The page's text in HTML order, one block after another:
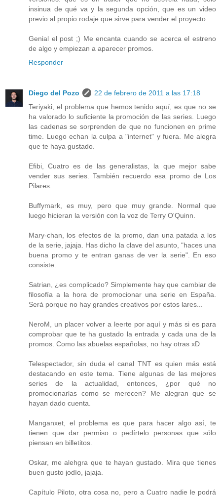
insinua de qué va y la segunda opción, que es un video
previo al propio rodaje que sirve para vender el proyecto.
Genial el post ;) Me encanta cuando se acerca el estreno
de algo y empiezan a aparecer promos.
Responder
Diego del Pozo
22 de febrero de 2011 a las 17:18
Teriyaki, el problema que hemos tenido aquí, es que no se
ha valorado lo suficiente la promoción de las series. Luego
las cadenas se sorprenden de que no funcionen en prime
time. Luego echan la culpa a "internet" y fuera. Me alegra
que te haya gustado.
Efibi, Cuatro es de las generalistas, la que mejor sabe
vender sus series. También recuerdo esa promo de Los
Pilares.
Buffymark, es muy, pero que muy grande. Normal que
luego hicieran la versión con la voz de Terry O'Quinn.
Mary-chan, los efectos de la promo, dan una patada a los
de la serie, jajaja. Has dicho la clave del asunto, "haces una
buena promo y te entran ganas de ver la serie". En eso
consiste.
Satrian, ¿es complicado? Simplemente hay que cambiar de
filosofía a la hora de promocionar una serie en España.
Será porque no hay grandes creativos por estos lares...
NeroM, un placer volver a leerte por aquí y más si es para
comprobar que te ha gustado la entrada y cada una de la
promos. Como las abuelas españolas, no hay otras xD
Telespectador, sin duda el canal TNT es quien más está
destacando en este tema. Tiene algunas de las mejores
series de la actualidad, entonces, ¿por qué no
promocionarlas como se merecen? Me alegran que se
hayan dado cuenta.
Manganxet, el problema es que para hacer algo así, te
tienen que dar permiso o pedírtelo personas que sólo
piensan en billetitos.
Oskar, me alehgra que te hayan gustado. Mira que tienes
buen gusto jodío, jajaja.
Capítulo Piloto, otra cosa no, pero a Cuatro nadie le podrá